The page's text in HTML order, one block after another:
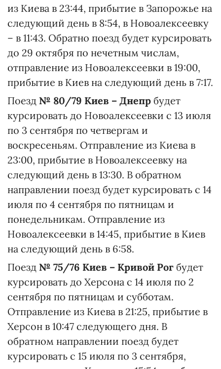
из Киева в 23:44, прибытие в Запорожье на
следующий день в 8:54, в Новоалексеевку
– в 11:43. Обратно поезд будет курсировать
до 29 октября по нечетным числам,
отправление из Новоалексеевки в 19:00,
прибытие в Киев на следующий день в 7:17.
Поезд № 80/79 Киев – Днепр будет
курсировать до Новоалексеевки с 13 июля
по 3 сентября по четвергам и
воскресеньям. Отправление из Киева в
23:00, прибытие в Новоалексеевку на
следующий день в 13:30. В обратном
направлении поезд будет курсировать с 14
июля по 4 сентября по пятницам и
понедельникам. Отправление из
Новоалексеевки в 14:45, прибытие в Киев
на следующий день в 6:58.
Поезд № 75/76 Киев – Кривой Рог будет
курсировать до Херсона с 14 июля по 2
сентября по пятницам и субботам.
Отправление из Киева в 21:25, прибытие в
Херсон в 10:47 следующего дня. В
обратном направлении поезд будет
курсировать с 15 июля по 3 сентября,